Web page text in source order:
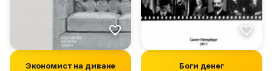
Экономист на диване Боги денег